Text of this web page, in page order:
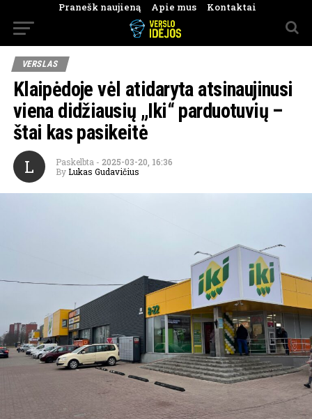
Pranešk naujieną Apie mus Kontaktai
VERSLAS
Klaipėdoje vėl atidaryta atsinaujinusi
viena didžiausių „Iki“ parduotuvių –
štai kas pasikeitė
L Paskelbta - 2025-03-20, 16:36
By Lukas Gudavičius